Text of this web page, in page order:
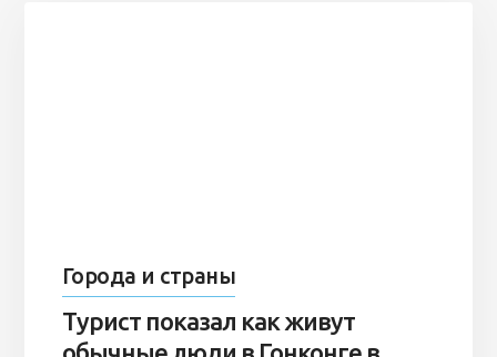
Города и страны
Турист показал как живут